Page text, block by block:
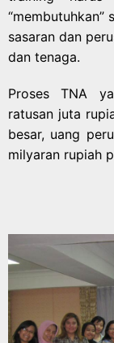
sasaran dan
dan tenaga.
Proses TNA
ratusan juta
besar, uang
milyaran rupiah